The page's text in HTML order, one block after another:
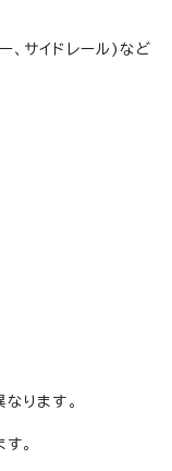
、サイドレール)など
ります。
。